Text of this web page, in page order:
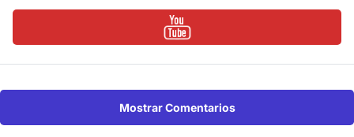
Mostrar Comentarios